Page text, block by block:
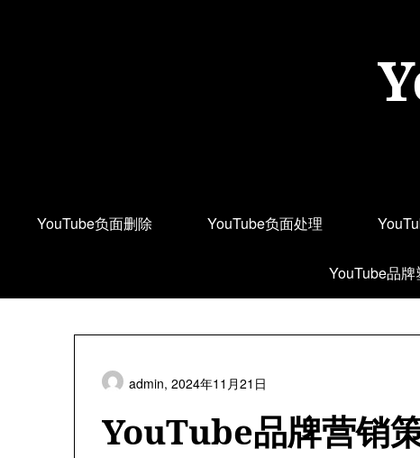
YouTube负面删除 YouTube负面处理
YouTube品牌
YouTube品牌营销
admin, 2024年11月21日